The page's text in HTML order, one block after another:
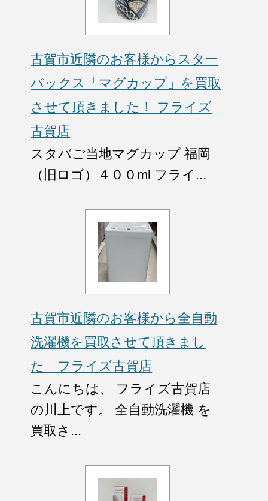
古賀市近隣のお客様からスター
バックス「マグカップ」を買取
させて頂きました！ フライズ
古賀店
スタバご当地マグカップ 福岡
（旧ロゴ）４００ml フライ...
古賀市近隣のお客様から全自動
洗濯機を買取させて頂きまし
た フライズ古賀店
こんにちは、 フライズ古賀店
の川上です。 全自動洗濯機 を
買取さ...